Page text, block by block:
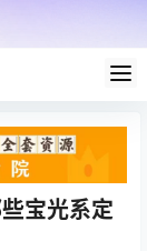
宝光系定